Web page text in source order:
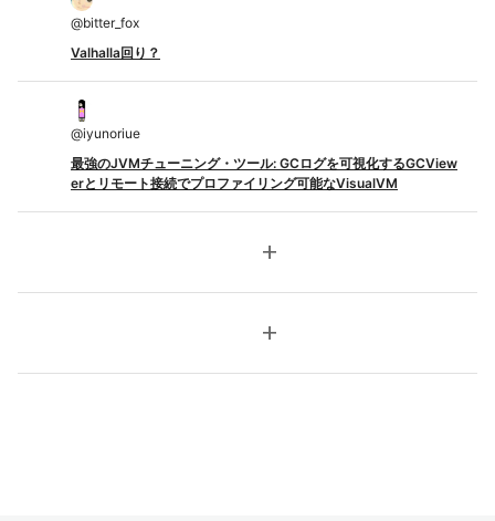
@bitter_fox
Valhalla回り？
@iyunoriue
最強のJVMチューニング・ツール: GCログを可視化するGCView
erとリモート接続でプロファイリング可能なVisualVM
add
add